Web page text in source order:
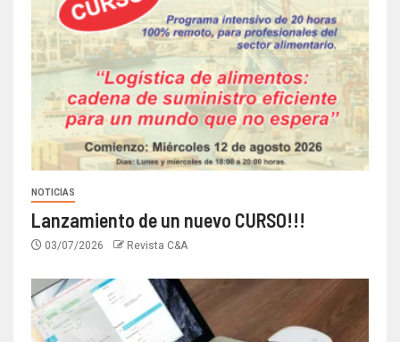
NOTICIAS
Lanzamiento de un nuevo CURSO!!!
03/07/2026 Revista C&A